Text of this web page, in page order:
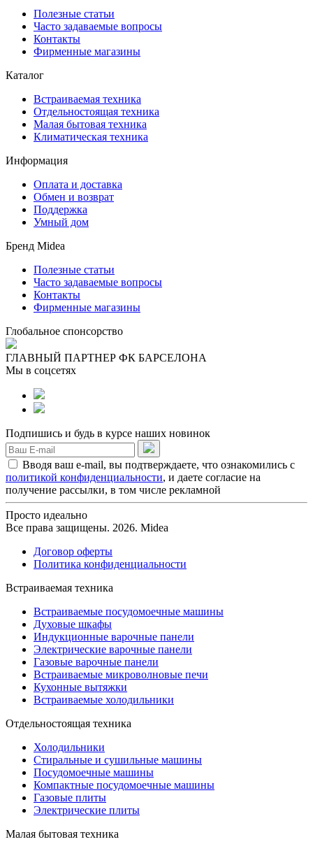
Полезные статьи
Часто задаваемые вопросы
Контакты
Фирменные магазины
Каталог
Встраиваемая техника
Отдельностоящая техника
Малая бытовая техника
Климатическая техника
Информация
Оплата и доставка
Обмен и возврат
Поддержка
Умный дом
Бренд Midea
Полезные статьи
Часто задаваемые вопросы
Контакты
Фирменные магазины
Глобальное спонсорство
ГЛАВНЫЙ ПАРТНЕР ФК БАРСЕЛОНА
Мы в соцсетях
Подпишись и будь в курсе наших новинок
Вводя ваш e-mail, вы подтверждаете, что ознакомились с
политикой конфиденциальности, и даете согласие на
получение рассылки, в том числе рекламной
Просто идеально
Все права защищены. 2026. Midea
Договор оферты
Политика конфиденциальности
Встраиваемая техника
Встраиваемые посудомоечные машины
Духовые шкафы
Индукционные варочные панели
Электрические варочные панели
Газовые варочные панели
Встраиваемые микроволновые печи
Кухонные вытяжки
Встраиваемые холодильники
Отдельностоящая техника
Холодильники
Стиральные и сушильные машины
Посудомоечные машины
Компактные посудомоечные машины
Газовые плиты
Электрические плиты
Малая бытовая техника